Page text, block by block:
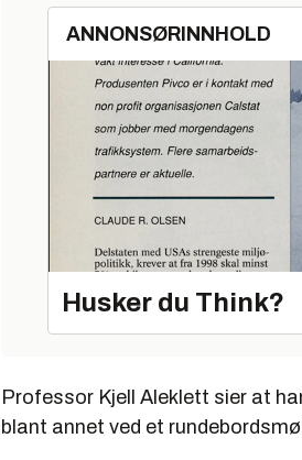
ANNONSØRINNHOLD
Husker du Think?
Professor Kjell Aleklett sier at
blant annet ved et